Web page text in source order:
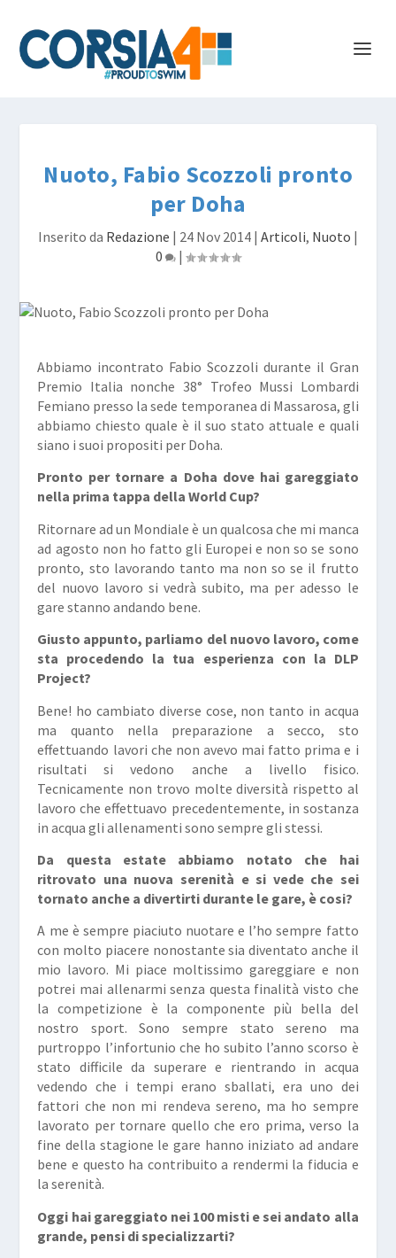
Nuoto, Fabio Scozzoli pronto
per Doha
Inserito da Redazione | 24 Nov 2014 | Articoli, Nuoto |
0
|
Abbiamo incontrato Fabio Scozzoli durante il Gran
Premio Italia nonche 38° Trofeo Mussi Lombardi
Femiano presso la sede temporanea di Massarosa, gli
abbiamo chiesto quale è il suo stato attuale e quali
siano i suoi propositi per Doha.
Pronto per tornare a Doha dove hai gareggiato
nella prima tappa della World Cup?
Ritornare ad un Mondiale è un qualcosa che mi manca
ad agosto non ho fatto gli Europei e non so se sono
pronto, sto lavorando tanto ma non so se il frutto
del nuovo lavoro si vedrà subito, ma per adesso le
gare stanno andando bene.
Giusto appunto, parliamo del nuovo lavoro, come
sta procedendo la tua esperienza con la DLP
Project?
Bene! ho cambiato diverse cose, non tanto in acqua
ma quanto nella preparazione a secco, sto
effettuando lavori che non avevo mai fatto prima e i
risultati si vedono anche a livello fisico.
Tecnicamente non trovo molte diversità rispetto al
lavoro che effettuavo precedentemente, in sostanza
in acqua gli allenamenti sono sempre gli stessi.
Da questa estate abbiamo notato che hai
ritrovato una nuova serenità e si vede che sei
tornato anche a divertirti durante le gare, è cosi?
A me è sempre piaciuto nuotare e l’ho sempre fatto
con molto piacere nonostante sia diventato anche il
mio lavoro. Mi piace moltissimo gareggiare e non
potrei mai allenarmi senza questa finalità visto che
la competizione è la componente più bella del
nostro sport. Sono sempre stato sereno ma
purtroppo l’infortunio che ho subito l’anno scorso è
stato difficile da superare e rientrando in acqua
vedendo che i tempi erano sballati, era uno dei
fattori che non mi rendeva sereno, ma ho sempre
lavorato per tornare quello che ero prima, verso la
fine della stagione le gare hanno iniziato ad andare
bene e questo ha contribuito a rendermi la fiducia e
la serenità.
Oggi hai gareggiato nei 100 misti e sei andato alla
grande, pensi di specializzarti?